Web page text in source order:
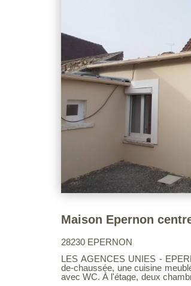
Maison Epernon
28230 EPERNON
LES AGENCES UNIES -
de-chaussée, une cuisine
avec WC. À l'étage, deux chambres et un grenier. Un bien pratique et bien situé avec